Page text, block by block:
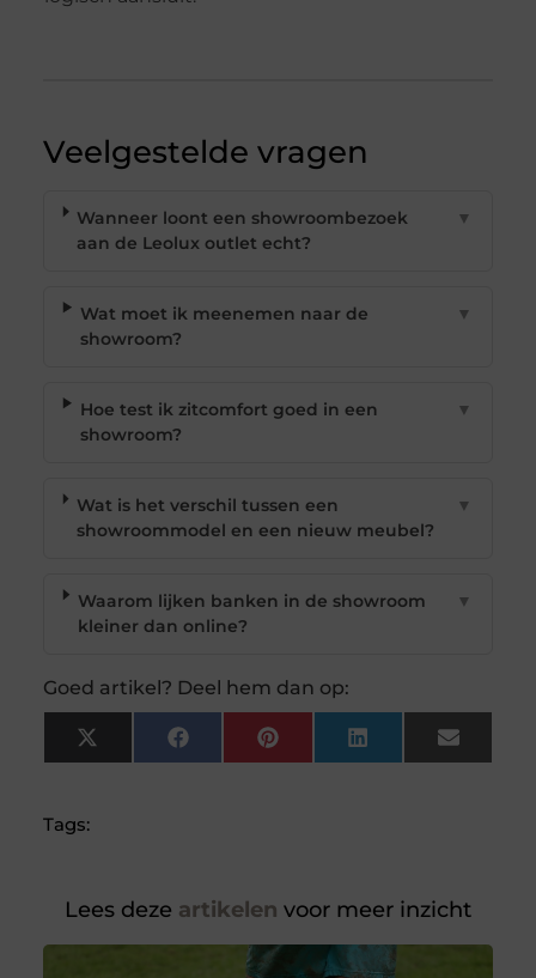
Veelgestelde vragen
Wanneer loont een showroombezoek
aan de Leolux outlet echt?
▼
Wat moet ik meenemen naar de
showroom?
▼
Hoe test ik zitcomfort goed in een
showroom?
▼
Wat is het verschil tussen een
showroommodel en een nieuw meubel?
▼
Waarom lijken banken in de showroom
kleiner dan online?
▼
Goed artikel? Deel hem dan op:
X
(Twitter)
FacebookPinterest LinkedIn Email
Tags:
Lees deze artikelen voor meer inzicht